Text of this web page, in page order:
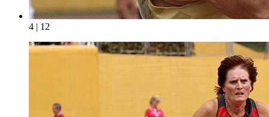
4 | 12